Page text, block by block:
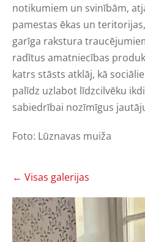
notikumiem un svinībām,
pamestas ēkas un
garīga rakstura
radītus amatniecības
katrs stāsts atklāj, kā
palīdz uzlabot līdzcilvēku
sabiedrībai nozīmīgus
Foto: Lūznavas muiža
Visas galerijas